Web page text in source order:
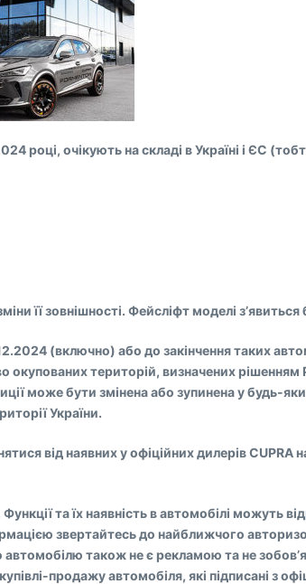
році, очікують на складі в Україні і ЄС
її зовнішності. Фейсліфт моделі з’явиться
(включно) або до закінчення таких
окупованих територій, визначених
може бути змінена або зупинена у будь-
України.
від наявних у офіційних дилерів CUPRA
та їх наявність в автомобілі можуть
звертайтесь до найближчого
також не є рекламою та не
продажу автомобіля, які підписані з